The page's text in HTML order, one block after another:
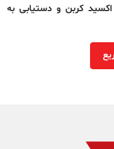
کربن و دستیابی به